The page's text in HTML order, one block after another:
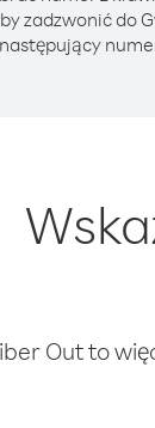
zadzwonić do
Out to